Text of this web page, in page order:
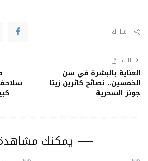
شارك
السابق
العناية بالبشرة في سن
الخمسين.. نصائح كاثرين زيتا
جونز السحرية
يمكنك